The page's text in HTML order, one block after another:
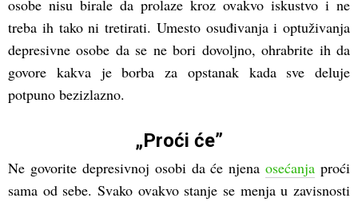
osobe nisu birale da prolaze kroz ovakvo iskustvo i ne
treba ih tako ni tretirati. Umesto osuđivanja i optuživanja
depresivne osobe da se ne bori dovoljno, ohrabrite ih da
govore kakva je borba za opstanak kada sve deluje
potpuno bezizlazno.
„Proći će”
Ne govorite depresivnoj osobi da će njenaosećanja proći
sama od sebe. Svako ovakvo stanje se menja u zavisnosti